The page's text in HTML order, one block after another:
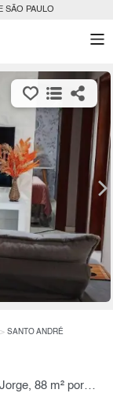
SÃO PAULO
SANTO ANDRÉ
Cobertura, 2 Quartos à Venda, Cidade São Jorge, 88 m² por R$ 430.000,00